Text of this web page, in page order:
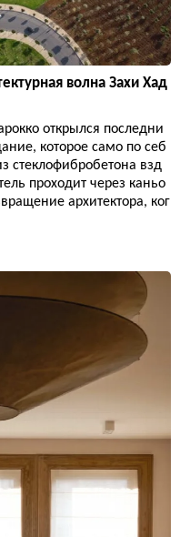
волна Захи Хад
открылся последни
которое само по себ
стеклофибробетона взд
проходит через каньо
архитектора, ког